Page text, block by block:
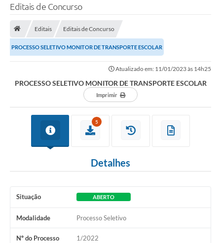
Secretarias
LEIS MUNICIPAIS
FORMULÁRIOS
Editais
Espaço Empreendedor
Editais de Concurso
Editais Editais de Concurso
PROCESSO SELETIVO MONITOR DE TRANSPORTE ESCOLAR
Atualizado em: 11/01/2023 às 14h25
PROCESSO SELETIVO MONITOR DE TRANSPORTE ESCOLAR
Imprimir
5
Detalhes
Situação ABERTO
Modalidade Processo Seletivo
Nº do Processo 1/2022